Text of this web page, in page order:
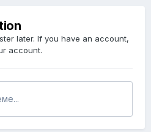
later. If you have an account,
account.